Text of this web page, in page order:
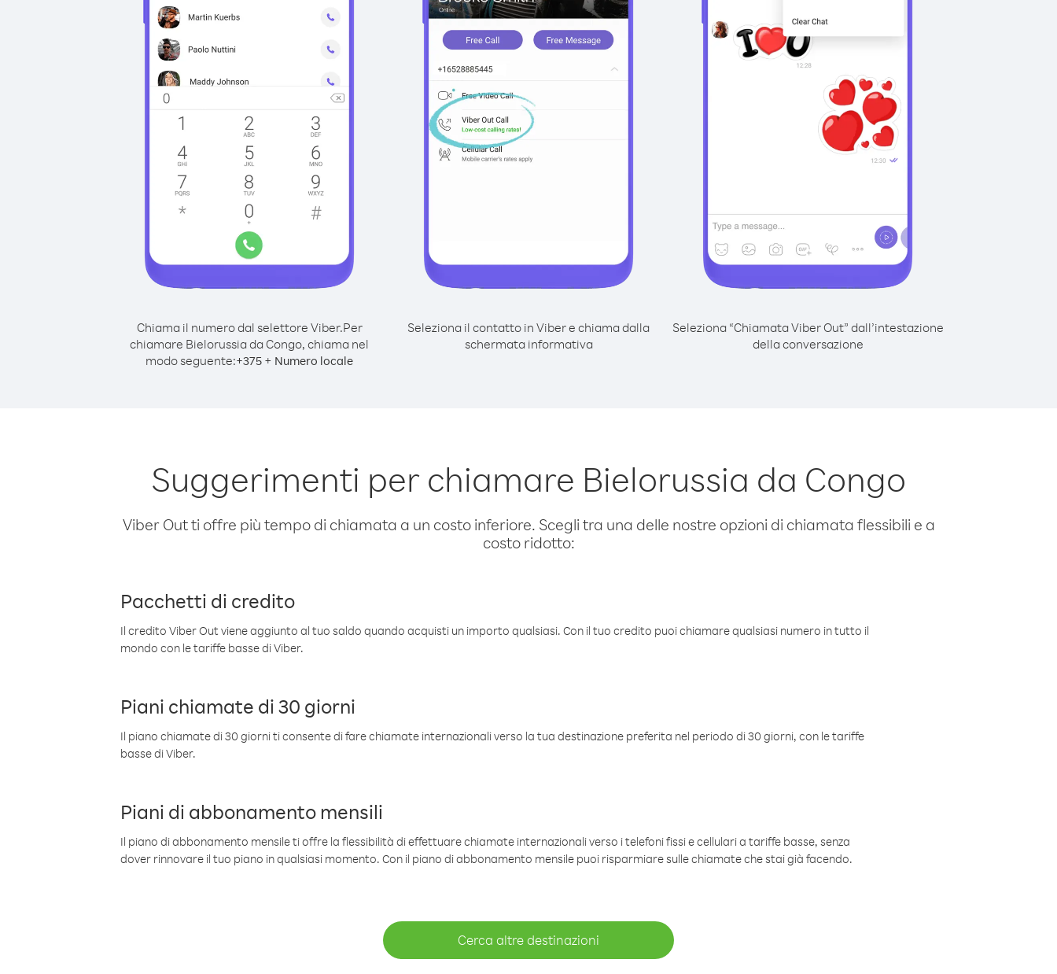
Chiama il numero dal selettore Viber.Per
chiamare Bielorussia da Congo, chiama nel
modo seguente:+375 + Numero locale
Seleziona il contatto in Viber e chiama dalla
schermata informativa
Seleziona “Chiamata Viber Out” dall’intestazione
della conversazione
Suggerimenti per chiamare Bielorussia da Congo
Viber Out ti offre più tempo di chiamata a un costo inferiore. Scegli tra una delle nostre opzioni di chiamata flessibili e a
costo ridotto:
Pacchetti di credito
Il credito Viber Out viene aggiunto al tuo saldo quando acquisti un importo qualsiasi. Con il tuo credito puoi chiamare qualsiasi numero in tutto il
mondo con le tariffe basse di Viber.
Piani chiamate di 30 giorni
Il piano chiamate di 30 giorni ti consente di fare chiamate internazionali verso la tua destinazione preferita nel periodo di 30 giorni, con le tariffe
basse di Viber.
Piani di abbonamento mensili
Il piano di abbonamento mensile ti offre la flessibilità di effettuare chiamate internazionali verso i telefoni fissi e cellulari a tariffe basse, senza
dover rinnovare il tuo piano in qualsiasi momento. Con il piano di abbonamento mensile puoi risparmiare sulle chiamate che stai già facendo.
Cerca altre destinazioni